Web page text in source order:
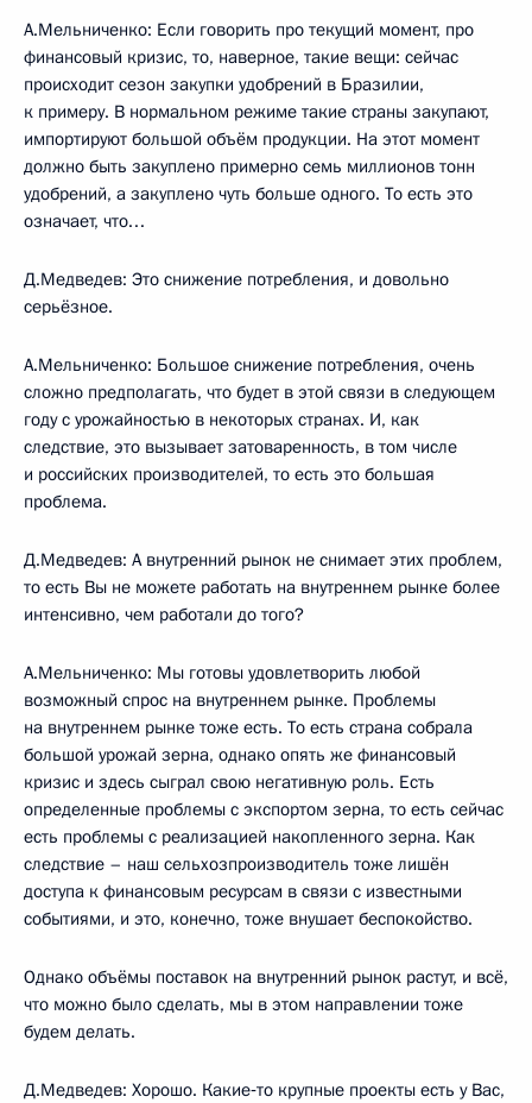
А.Мельниченко: Если говорить про текущий момент, про
финансовый кризис, то, наверное, такие вещи: сейчас
происходит сезон закупки удобрений в Бразилии,
к примеру. В нормальном режиме такие страны закупают,
импортируют большой объём продукции. На этот момент
должно быть закуплено примерно семь миллионов тонн
удобрений, а закуплено чуть больше одного. То есть это
означает, что…
Д.Медведев: Это снижение потребления, и довольно
серьёзное.
А.Мельниченко: Большое снижение потребления, очень
сложно предполагать, что будет в этой связи в следующем
году с урожайностью в некоторых странах. И, как
следствие, это вызывает затоваренность, в том числе
и российских производителей, то есть это большая
проблема.
Д.Медведев: А внутренний рынок не снимает этих проблем,
то есть Вы не можете работать на внутреннем рынке более
интенсивно, чем работали до того?
А.Мельниченко: Мы готовы удовлетворить любой
возможный спрос на внутреннем рынке. Проблемы
на внутреннем рынке тоже есть. То есть страна собрала
большой урожай зерна, однако опять же финансовый
кризис и здесь сыграл свою негативную роль. Есть
определенные проблемы с экспортом зерна, то есть сейчас
есть проблемы с реализацией накопленного зерна. Как
следствие – наш сельхозпроизводитель тоже лишён
доступа к финансовым ресурсам в связи с известными
событиями, и это, конечно, тоже внушает беспокойство.
Однако объёмы поставок на внутренний рынок растут, и всё,
что можно было сделать, мы в этом направлении тоже
будем делать.
Д.Медведев: Хорошо. Какие‑то крупные проекты есть у Вас,